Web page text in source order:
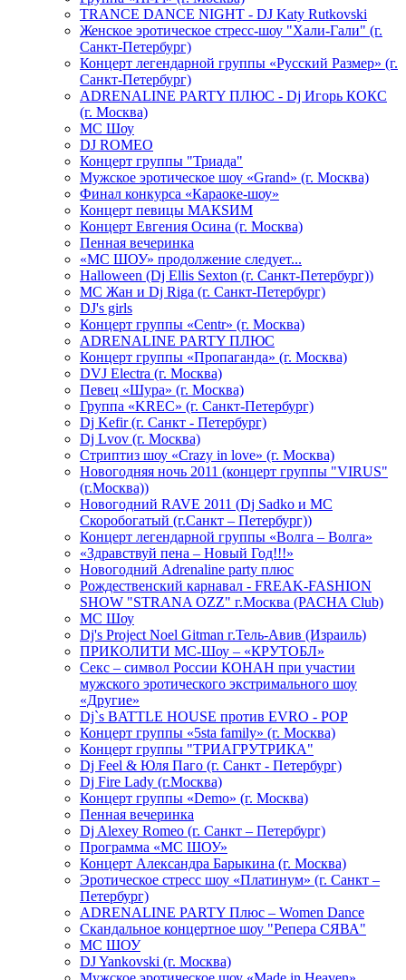
TRANCE DANCE NIGHT - DJ Katy Rutkovski
Женское эротическое стресс-шоу "Хали-Гали" (г.
Санкт-Петербург)
Концерт легендарной группы «Русский Размер» (г.
Санкт-Петербург)
ADRENALINE PARTY ПЛЮС - Dj Игорь КОКС
(г. Москва)
MC Шоу
DJ ROMEO
Концерт группы "Триада"
Мужское эротическое шоу «Grand» (г. Москва)
Финал конкурса «Караоке-шоу»
Концерт певицы МАКSИМ
Концерт Евгения Осина (г. Москва)
Пенная вечеринка
«МС ШОУ» продолжение следует...
Halloween (Dj Ellis Sexton (г. Санкт-Петербург))
МС Жан и Dj Riga (г. Санкт-Петербург)
DJ's girls
Концерт группы «Centr» (г. Москва)
ADRENALINE PARTY ПЛЮС
Концерт группы «Пропаганда» (г. Москва)
DVJ Electra (г. Москва)
Певец «Шура» (г. Москва)
Группа «KREC» (г. Санкт-Петербург)
Dj Kefir (г. Санкт - Петербург)
Dj Lvov (г. Москва)
Стриптиз шоу «Crazy in love» (г. Москва)
Новогодняя ночь 2011 (концерт группы "VIRUS"
(г.Москва))
Новогодний RAVE 2011 (Dj Sadko и MC
Скоробогатый (г.Санкт – Петербург))
Концерт легендарной группы «Волга – Волга»
«Здравствуй пена – Новый Год!!!»
Новогодний Adrenaline party плюс
Рождественский карнавал - FREAK-FASHION
SHOW "STRANA OZZ" г.Москва (PACHA Club)
MC Шоу
Dj's Project Noel Gitman г.Тель-Авив (Израиль)
ПРИКОЛИТИ МС-Шоу – «КРУТОБЛ»
Секс – символ России КОНАН при участии
мужского эротического экстримального шоу
«Другие»
Dj`s BATTLE HOUSE против EVRO - POP
Концерт группы «5sta family» (г. Москва)
Концерт группы "ТРИАГРУТРИКА"
Dj Feel & Юля Паго (г. Санкт - Петербург)
Dj Fire Lady (г.Москва)
Концерт группы «Demo» (г. Москва)
Пенная вечеринка
Dj Alexey Romeo (г. Санкт – Петербург)
Программа «МС ШОУ»
Концерт Александра Барыкина (г. Москва)
Эротическое стресс шоу «Платинум» (г. Санкт –
Петербург)
ADRENALINE PARTY Плюс – Women Dance
Скандальное концертное шоу "Репера СЯВА"
МС ШОУ
DJ Yankovski (г. Москва)